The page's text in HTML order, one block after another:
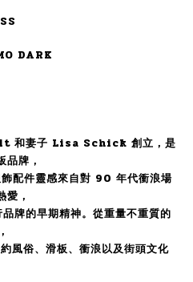
DARK
妻子 Lisa Schick 創立，是
品牌，
配件靈感來自對 90 年代衝浪場
愛，
牌的早期精神。從重量不重質的
風俗、滑板、衝浪以及街頭文化